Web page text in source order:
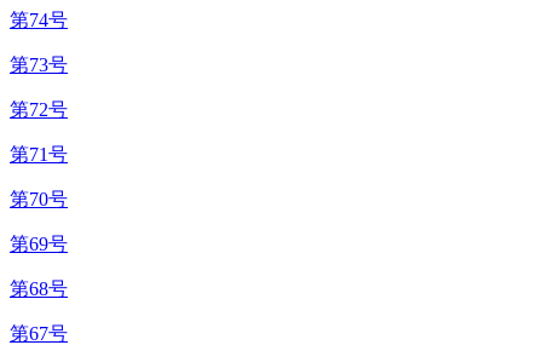
第74号
第73号
第72号
第71号
第70号
第69号
第68号
第67号